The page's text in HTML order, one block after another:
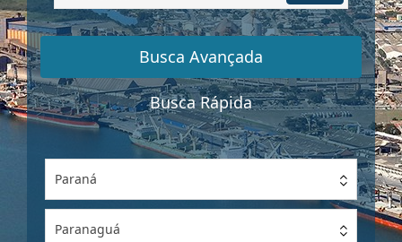
por
Referência
Busca Avançada
Busca Rápida
Paraná
Paranaguá